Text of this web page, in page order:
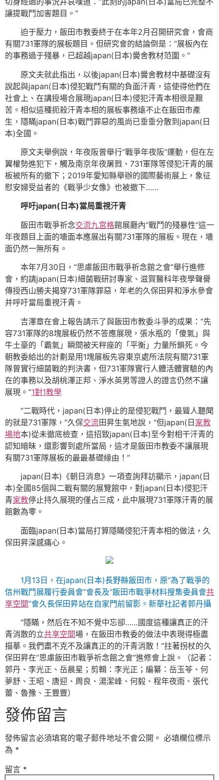
讓提戰鬥加害題目。”
迫于壓力，飯田市教委終于在本年2月召開研究會，會商
有關731軍隊的展板題目。但研究會的結論倒是：“展板內在
的事務過于殘暴，已超越japan(日本)黌舍教材范圍。”
原文夫就此指出，以後japan(日本)黌舍教材中基礎沒有
說起與japan(日本)侵犯戰鬥有關的負面汗青，這使得他們在
社會上、在講授場合展現japan(日本)侵犯汗青本相很是艱
苦。相似這種扼殺汗青本相的展板事務遠不止在飯田市產
生，隱瞞japan(日本)戰鬥罪惡的風尚已垂垂分散到japan(日
本)全國。
原文夫舉例說，年夜阪曾舉行“戰爭年夜阪”運動，但在左
翼權勢進犯下，觸及南京年夜屠戮、731軍隊等侵犯汗青的展
板被所有的撤下；2019年愛知縣舉辦的國際藝術展上，象征
慰安婦受益者的《戰爭少女像》也被撤下……
呼吁japan(日本)當局重視汗青
飯田市戰爭祈念交流九宮格館展廳內“戰鬥的殘暴性”這一
年夜題目上面的墻面本應展出有關731軍隊的展板。現在，墻
面仍然一無所有。
本年7月30日，“思慮飯田市戰爭祈念館之會”舉行進修
會，約請japan(日本)細菌戰研討專家、滋賀醫科年夜學聲譽
傳授西山勝夫揭穿731軍隊罪惡，年老的久保田昇和淨水參會
并呼吁當局重視汗青。
吉澤章在會上報告請示了與飯田市教委斗爭的成果：“先
容731軍隊的8塊展板仍然不答應展現，張水瓶的「傻氣」與
牛土豪的「霸氣」瞬間被天秤座的「平衡」力量所鎖死。今
朝教委給出的計劃是用1塊展板先容東京處所法院有關731軍
隊曾實行細菌戰的判決書，但731軍隊實行人體活體實驗的內
在的事務以及胡桃澤正邦、淨水英男等證人的證言仍然不讓
展現。”1對1教學
“二戰時代，japan(日本)停止的是侵犯戰鬥，最聳人聽聞
的就是731軍隊，”久保交流田昇生氣地說，“但japan(日 家教
場地本)從未徹底檢查，這招致japan(日本)至今對相干汗青的
認知暗昧，還影響到處所當局，這才是飯田市教委不讓展現
有關731軍隊展板的最最基礎緣由！”
japan(日本)《朝日消息》一項查詢拜訪顯示，japan(日
本)全國85個與二戰有關的展覽館中，對japan(日本)侵犯汗
青家教停止持久展現的僅占三成，此中展現731軍隊汗青的展
館數為零。
面臨japan(日本)當局打算隱瞞侵犯汗青本相的做法，久
保田昇深感痛心。
1月13日，在japan(日本)長野縣飯田市，原“為了戰爭的
信州戰鬥展履行委員會”會長及“飯田市戰爭材料搜集委員會共
享空間”會久長保田昇站在自家門前留影。新華社記者郭丹攝
“隱瞞，然后在不知不覺中忘卻……國度這種讓真正的汗
青消散的立共享空間場，在飯田市教委的做法中表現得極盡
描摹。我們盡不克不及讓真正的的汗青消散！”拄著拐杖的久
保田昇在“思慮飯田市戰爭祈念館之會”進修會上說。（記者：
郭丹、李光正、岳晨星；剪輯：李光正；編纂：岳玉苓、何
夢舒、王昭、唐迎、周良、湯潔峰、何毅、程年夜雨、張代
蕾、魯豫、王豐豐）
發佈留言
發佈留言必須填寫的電子郵件地址不會公開。 必填欄位標示
為 *
留言 *